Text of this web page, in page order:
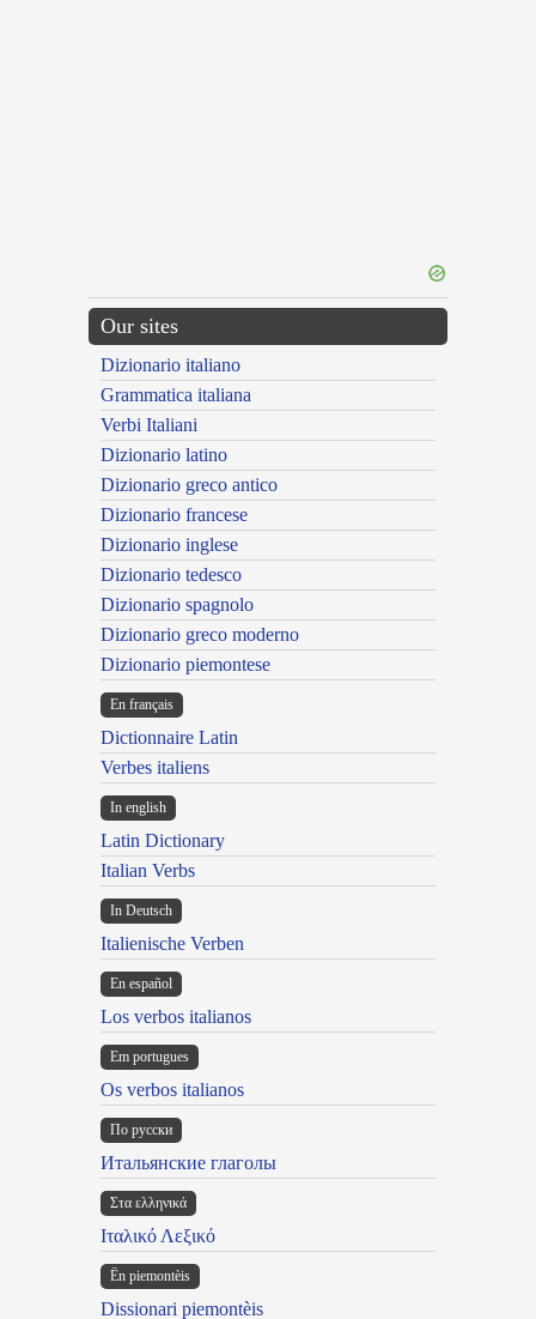
Our sites
Dizionario italiano
Grammatica italiana
Verbi Italiani
Dizionario latino
Dizionario greco antico
Dizionario francese
Dizionario inglese
Dizionario tedesco
Dizionario spagnolo
Dizionario greco moderno
Dizionario piemontese
En français
Dictionnaire Latin
Verbes italiens
In english
Latin Dictionary
Italian Verbs
In Deutsch
Italienische Verben
En español
Los verbos italianos
Em portugues
Os verbos italianos
По русски
Итальянские глаголы
Στα ελληνικά
Ιταλικό Λεξικό
Ën piemontèis
Dissionari piemontèis